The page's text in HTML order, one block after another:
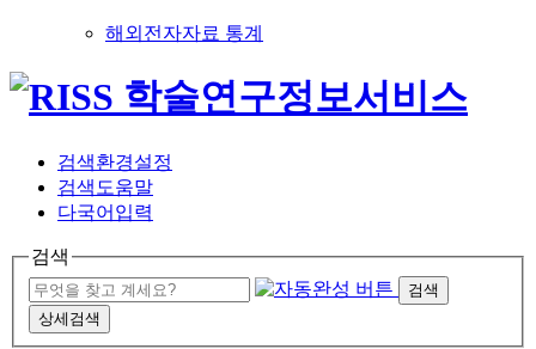
해외전자자료 통계
검색환경설정
검색도움말
다국어입력
검색
검색
상세검색